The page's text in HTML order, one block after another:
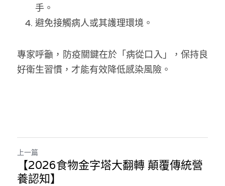
手。
避免接觸病人或其護理環境。
專家呼籲，防疫關鍵在於「病從口入」，保持良
好衛生習慣，才能有效降低感染風險。
上一篇
【2026食物金字塔大翻轉 顛覆傳統營
養認知】